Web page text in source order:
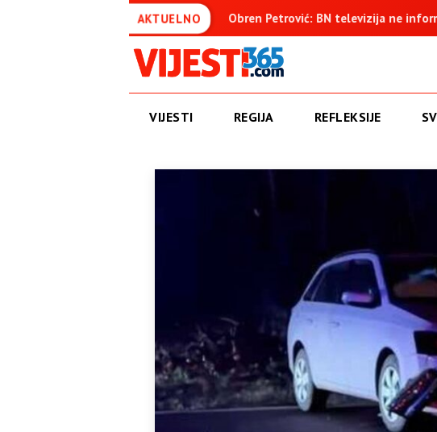
AKTUELNO
Obren Petrović: BN televizija ne informiše objektivno, već
VIJESTI REGIJA REFLEKSIJE